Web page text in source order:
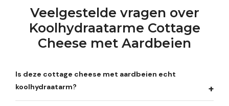
Veelgestelde vragen over
Koolhydraatarme Cottage
Cheese met Aardbeien
Is deze cottage cheese met aardbeien echt
koolhydraatarm?